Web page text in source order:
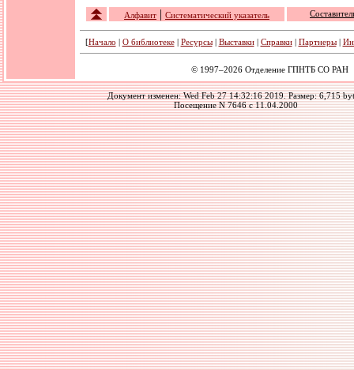
Алфавит | Cистематический указатель
[Начало | О библиотеке| Ресурсы| Выставки| Справки| Партнеры|
© 1997–2026 Отделение ГПНТБ СО РАН
Документ изменен: Wed Feb 27 14:32:16 2019. Размер: 6,715
Посещение N 7646 с 11.04.2000